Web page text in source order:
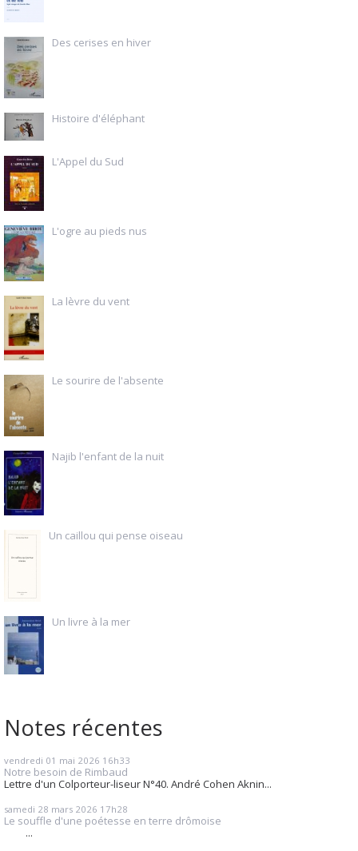
Des cerises en hiver
Histoire d'éléphant
L'Appel du Sud
L'ogre au pieds nus
La lèvre du vent
Le sourire de l'absente
Najib l'enfant de la nuit
Un caillou qui pense oiseau
Un livre à la mer
Notes récentes
vendredi 01 mai 2026 16h33
Notre besoin de Rimbaud
Lettre d'un Colporteur-liseur N°40. André Cohen Aknin...
samedi 28 mars 2026 17h28
Le souffle d'une poétesse en terre drômoise
...